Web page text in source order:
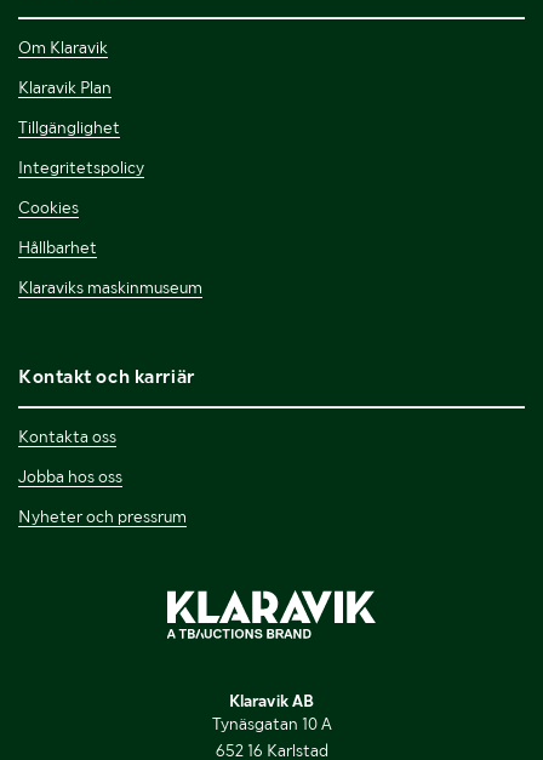
Om Klaravik
Klaravik Plan
Tillgänglighet
Integritetspolicy
Cookies
Hållbarhet
Klaraviks maskinmuseum
Kontakt och karriär
Kontakta oss
Jobba hos oss
Nyheter och pressrum
Klaravik AB
Tynäsgatan 10 A
652 16 Karlstad